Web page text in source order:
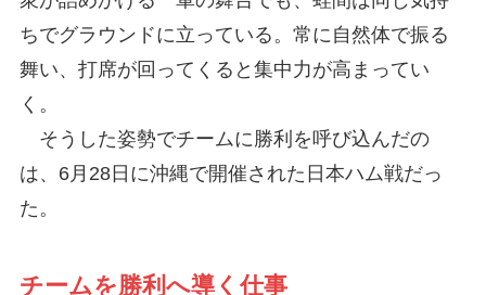
ちでグラウンドに立っている。常に自然体で振る
舞い、打席が回ってくると集中力が高まってい
く。
そうした姿勢でチームに勝利を呼び込んだの
は、6月28日に沖縄で開催された日本ハム戦だっ
た。
チームを勝利へ導く仕事